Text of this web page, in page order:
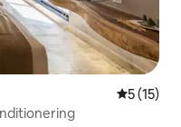
5 av 5 i
5 (15)